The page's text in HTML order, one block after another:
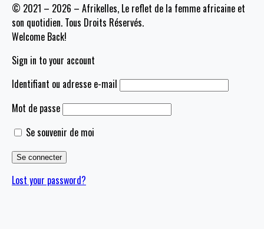
© 2021 – 2026 – Afrikelles, Le reflet de la femme africaine et
son quotidien. Tous Droits Réservés.
Welcome Back!
Sign in to your account
Identifiant ou adresse e-mail
Mot de passe
Se souvenir de moi
Lost your password?